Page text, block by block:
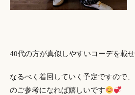
40代の方が真似しやすいコーデを載せ
なるべく着回していく予定ですので
のご参考になれば嬉しいです